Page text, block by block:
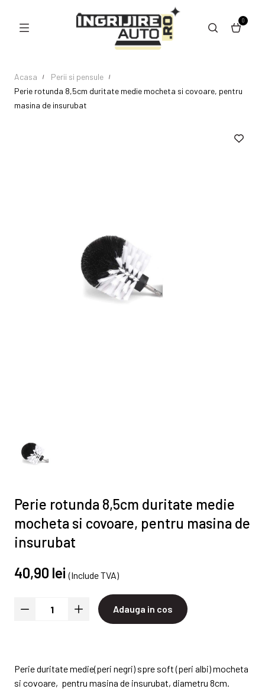
0
Acasa
Perii si pensule
Perie rotunda 8,5cm duritate medie mocheta si covoare, pentru
masina de insurubat
Perie rotunda 8,5cm duritate medie
mocheta si covoare, pentru masina de
insurubat
40,90 lei (Include TVA)
Adauga in cos
Perie duritate medie(peri negri) spre soft (peri albi) mocheta
si covoare, pentru masina de insurubat, diametru 8cm.